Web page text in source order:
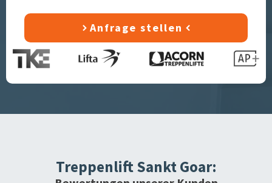
Anfrage stellen
TreppenliftSankt Goar: